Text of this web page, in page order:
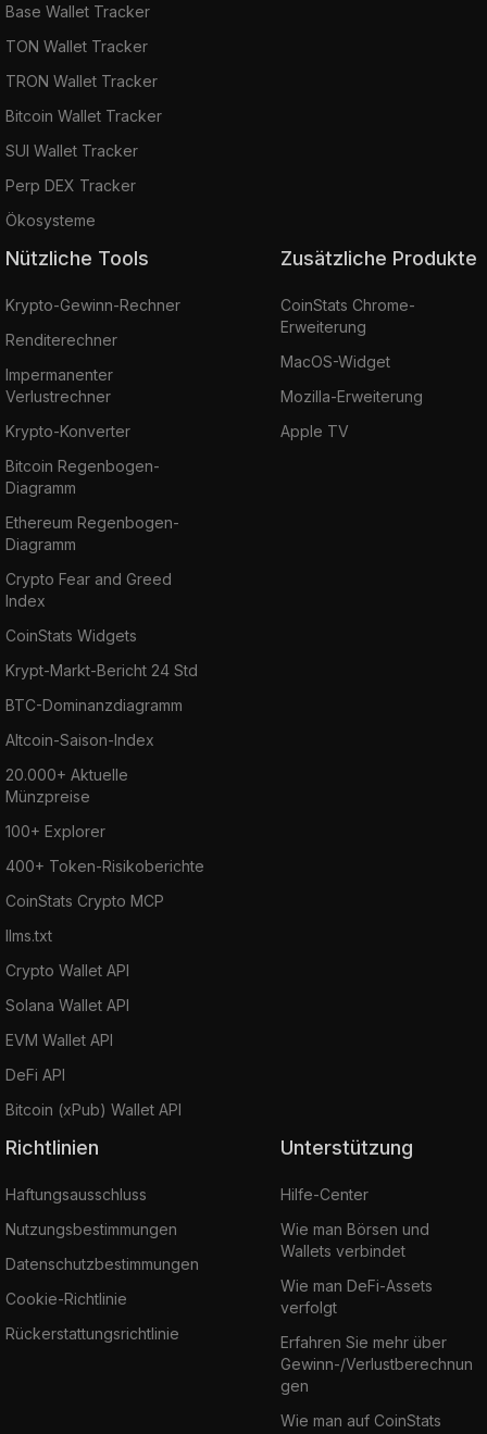
Base Wallet Tracker
TON Wallet Tracker
TRON Wallet Tracker
Bitcoin Wallet Tracker
SUI Wallet Tracker
Perp DEX Tracker
Ökosysteme
Nützliche Tools
Krypto-Gewinn-Rechner
Renditerechner
Impermanenter
Verlustrechner
Krypto-Konverter
Bitcoin Regenbogen-
Diagramm
Ethereum Regenbogen-
Diagramm
Crypto Fear and Greed
Index
CoinStats Widgets
Krypt-Markt-Bericht 24 Std
BTC-Dominanzdiagramm
Altcoin-Saison-Index
20.000+ Aktuelle
Münzpreise
100+ Explorer
400+ Token-Risikoberichte
CoinStats Crypto MCP
llms.txt
Crypto Wallet API
Solana Wallet API
EVM Wallet API
DeFi API
Bitcoin (xPub) Wallet API
Zusätzliche Produkte
CoinStats Chrome-
Erweiterung
MacOS-Widget
Mozilla-Erweiterung
Apple TV
Richtlinien
Haftungsausschluss
Nutzungsbestimmungen
Datenschutzbestimmungen
Cookie-Richtlinie
Rückerstattungsrichtlinie
Unterstützung
Hilfe-Center
Wie man Börsen und
Wallets verbindet
Wie man DeFi-Assets
verfolgt
Erfahren Sie mehr über
Gewinn-/Verlustberechnun
gen
Wie man auf CoinStats